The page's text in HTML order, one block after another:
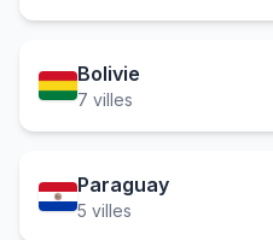
Bolivie
7 villes
Paraguay
5 villes